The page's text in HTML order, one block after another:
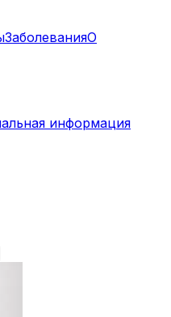
ЗаболеванияО
информация